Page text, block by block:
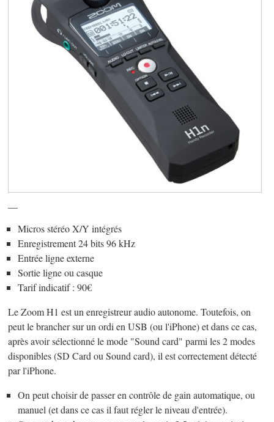
Micros stéréo X/Y intégrés
Enregistrement 24 bits 96 kHz
Entrée ligne externe
Sortie ligne ou casque
Tarif indicatif : 90€
Le Zoom H1 est un enregistreur audio autonome. Toutefois, on
peut le brancher sur un ordi en USB (ou l'iPhone) et dans ce cas,
après avoir sélectionné le mode "Sound card" parmi les 2 modes
disponibles (SD Card ou Sound card), il est correctement détecté
par l'iPhone.
On peut choisir de passer en contrôle de gain automatique, ou
manuel (et dans ce cas il faut régler le niveau d'entrée).